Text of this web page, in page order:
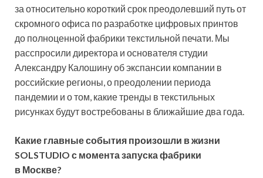
за относительно короткий срок преодолевший путь от
скромного офиса по разработке цифровых принтов
до полноценной фабрики текстильной печати. Мы
расспросили директора и основателя студии
Александру Калошину об экспансии компании в
российские регионы, о преодолении периода
пандемии и о том, какие тренды в текстильных
рисунках будут востребованы в ближайшие два года.
Какие главные события произошли в жизни
SOLSTUDIO с момента запуска фабрики
в Москве?